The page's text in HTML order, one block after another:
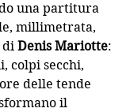
una partitura
millimetrata,
di Denis Mariotte:
colpi secchi,
delle tende
il